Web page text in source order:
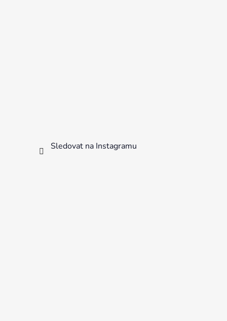
Sledovat na Instagramu